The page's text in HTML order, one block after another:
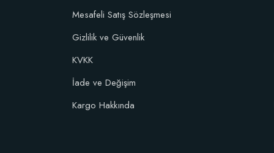
Mesafeli Satış Sözleşmesi
Gizlilik ve Güvenlik
KVKK
İade ve Değişim
Kargo Hakkında